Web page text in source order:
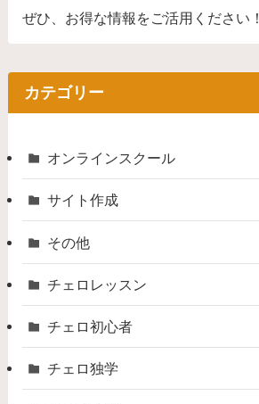
ぜひ、お得な情報をご活用ください！
カテゴリー
オンラインスクール
サイト作成
その他
チェロレッスン
チェロ初心者
チェロ独学